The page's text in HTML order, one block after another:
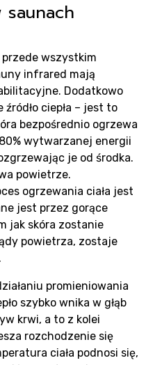
saunach
przede wszystkim
infrared mają
Dodatkowo
ciepła – jest to
bezpośrednio ogrzewa
80% wytwarzanej energii
je od środka.
powietrze.
ogrzewania ciała jest
jest przez gorące
jak skóra zostanie
powietrza, zostaje
promieniowania
szybko wnika w głąb
krwi, a to z kolei
rozchodzenie się
ciała podnosi się,